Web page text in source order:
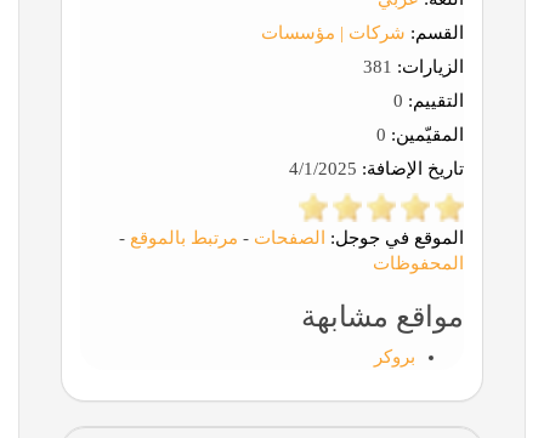
القسم: شركات | مؤسسات
الزيارات:
التقييم:
المقيّمين:
تاريخ الإضافة:
الموقع في جوجل: الصفحات - مرتبط بالموقع -
المحفوظات
مواقع مشابهة
بروكر